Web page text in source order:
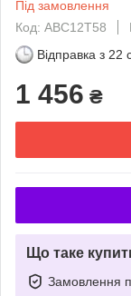
Під замовлення
Код: ABC12T58
Відправка з 22
1 456 ₴
Що таке
Замовлення